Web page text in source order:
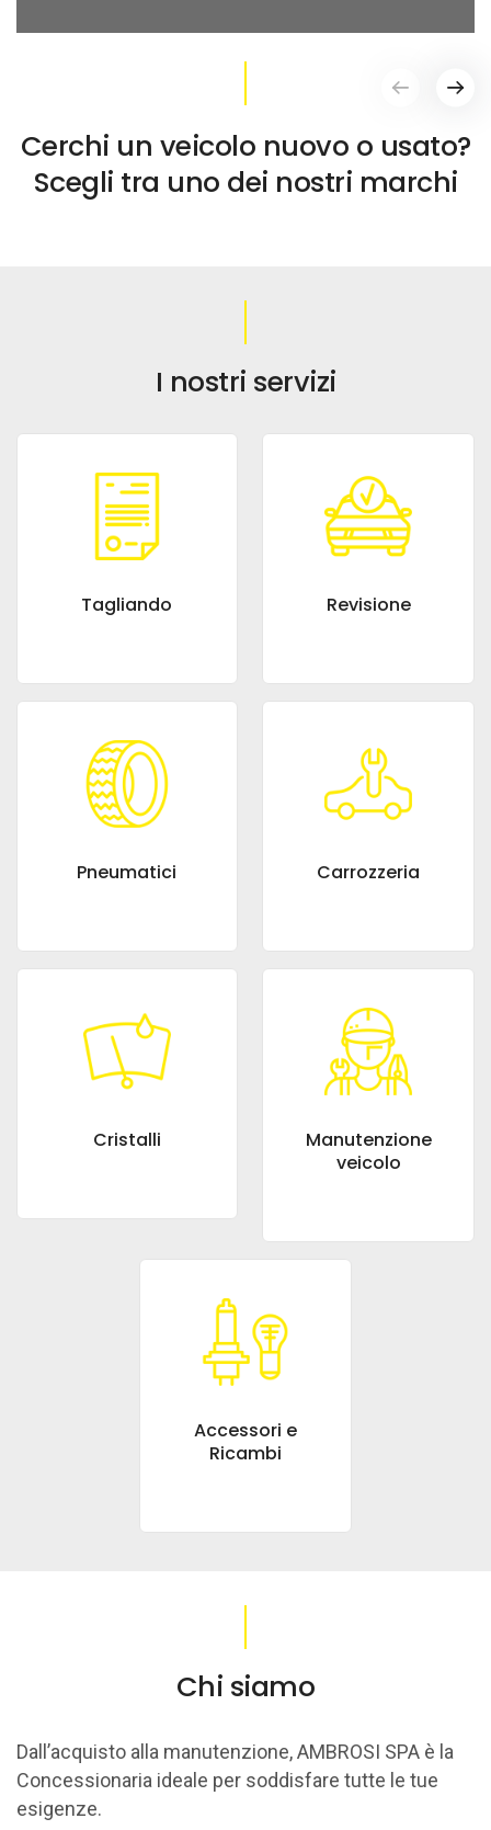
Cerchi un veicolo nuovo o usato?
Scegli tra uno dei nostri marchi
I nostri servizi
Tagliando Revisione
Pneumatici Carrozzeria
Cristalli
Manutenzione
veicolo
Accessori e
Ricambi
Chi siamo
Dall’acquisto alla manutenzione, AMBROSI SPA è la
Concessionaria ideale per soddisfare tutte le tue
esigenze.